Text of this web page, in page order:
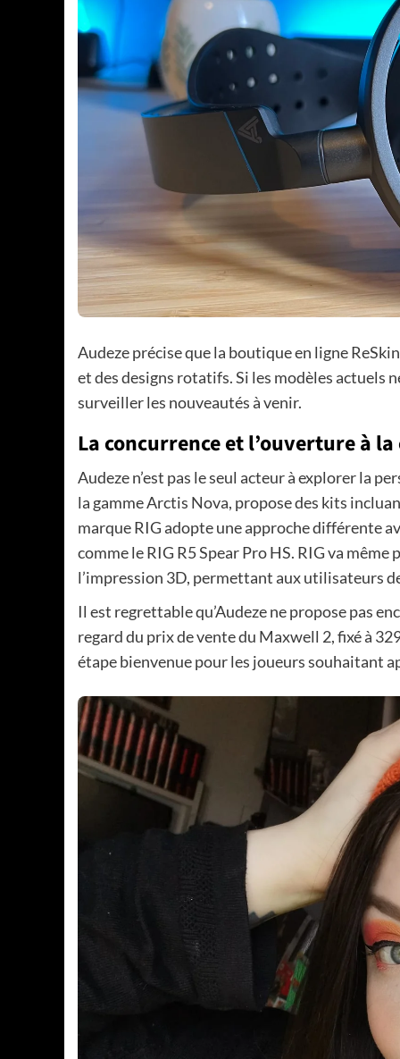
Audeze précise que la boutique en ligne
et des designs rotatifs. Si les modèles actuels
surveiller les nouveautés à venir.
La concurrence et l’ouverture à
Audeze n’est pas le seul acteur à explorer la
la gamme Arctis Nova, propose des kits
marque RIG adopte une approche différente
comme le RIG R5 Spear Pro HS. RIG va
l’impression 3D, permettant aux utilisateurs
Il est regrettable qu’Audeze ne propose pas
regard du prix de vente du Maxwell 2, fixé à
étape bienvenue pour les joueurs souhaitant